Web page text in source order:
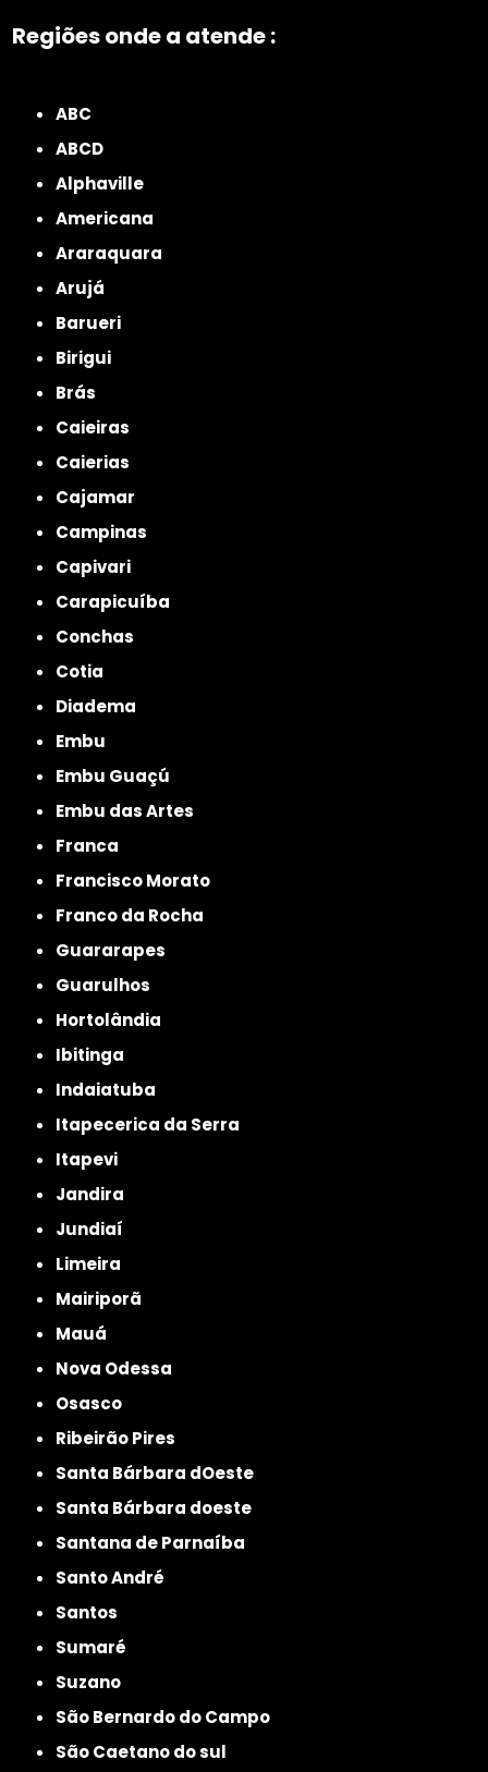
Regiões onde a atende :
ABC
ABCD
Alphaville
Americana
Araraquara
Arujá
Barueri
Birigui
Brás
Caieiras
Caierias
Cajamar
Campinas
Capivari
Carapicuíba
Conchas
Cotia
Diadema
Embu
Embu Guaçú
Embu das Artes
Franca
Francisco Morato
Franco da Rocha
Guararapes
Guarulhos
Hortolândia
Ibitinga
Indaiatuba
Itapecerica da Serra
Itapevi
Jandira
Jundiaí
Limeira
Mairiporã
Mauá
Nova Odessa
Osasco
Ribeirão Pires
Santa Bárbara dOeste
Santa Bárbara doeste
Santana de Parnaíba
Santo André
Santos
Sumaré
Suzano
São Bernardo do Campo
São Caetano do sul